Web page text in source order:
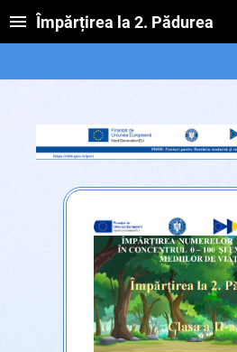
Împărțirea la 2. Pădurea